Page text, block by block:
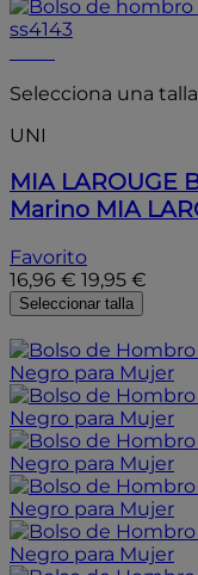
Selecciona una talla
UNI
MIA LAROUGE
Marino MIA
Favorito
16,96 € 19,95 €
Seleccionar talla